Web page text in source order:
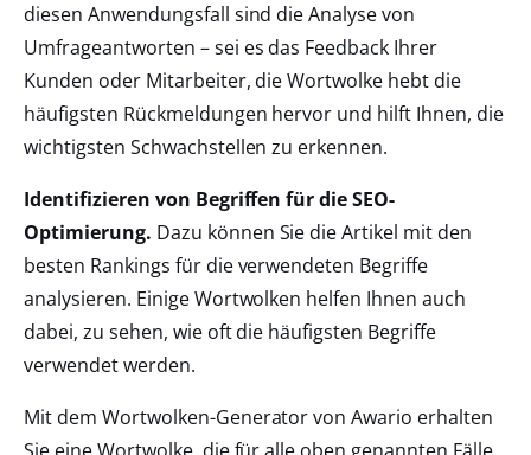
diesen Anwendungsfall sind die Analyse von
Umfrageantworten – sei es das Feedback Ihrer
Kunden oder Mitarbeiter, die Wortwolke hebt die
häufigsten Rückmeldungen hervor und hilft Ihnen, die
wichtigsten Schwachstellen zu erkennen.
Identifizieren von Begriffen für die SEO-
Optimierung. Dazu können Sie die Artikel mit den
besten Rankings für die verwendeten Begriffe
analysieren. Einige Wortwolken helfen Ihnen auch
dabei, zu sehen, wie oft die häufigsten Begriffe
verwendet werden.
Mit dem Wortwolken-Generator von Awario erhalten